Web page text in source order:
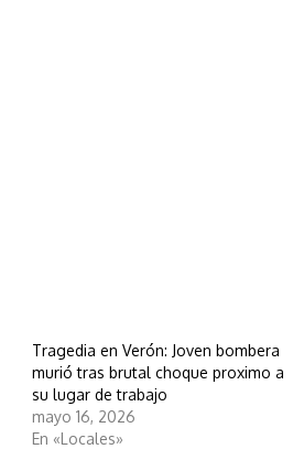
Tragedia en Verón: Joven bombera
murió tras brutal choque proximo a
su lugar de trabajo
mayo 16, 2026
En «Locales»